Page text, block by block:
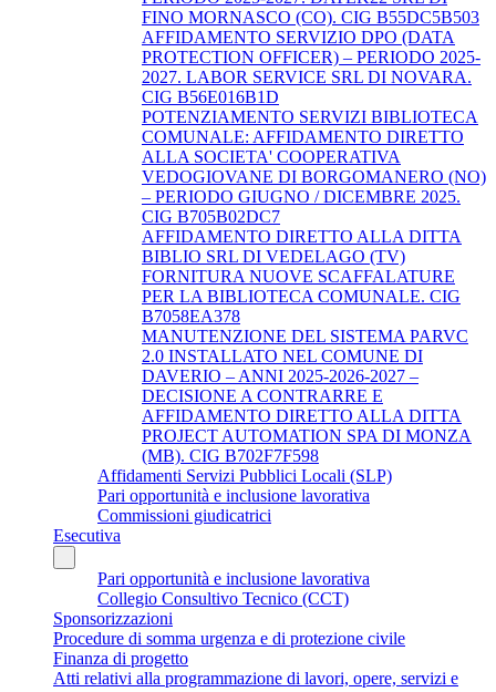
FINO MORNASCO (CO). CIG B55DC5B503
AFFIDAMENTO SERVIZIO DPO (DATA
PROTECTION OFFICER) – PERIODO 2025-
2027. LABOR SERVICE SRL DI NOVARA.
CIG B56E016B1D
POTENZIAMENTO SERVIZI BIBLIOTECA
COMUNALE: AFFIDAMENTO DIRETTO
ALLA SOCIETA' COOPERATIVA
VEDOGIOVANE DI BORGOMANERO (NO)
– PERIODO GIUGNO / DICEMBRE 2025.
CIG B705B02DC7
AFFIDAMENTO DIRETTO ALLA DITTA
BIBLIO SRL DI VEDELAGO (TV)
FORNITURA NUOVE SCAFFALATURE
PER LA BIBLIOTECA COMUNALE. CIG
B7058EA378
MANUTENZIONE DEL SISTEMA PARVC
2.0 INSTALLATO NEL COMUNE DI
DAVERIO – ANNI 2025-2026-2027 –
DECISIONE A CONTRARRE E
AFFIDAMENTO DIRETTO ALLA DITTA
PROJECT AUTOMATION SPA DI MONZA
(MB). CIG B702F7F598
Affidamenti Servizi Pubblici Locali (SLP)
Pari opportunità e inclusione lavorativa
Commissioni giudicatrici
Esecutiva
Pari opportunità e inclusione lavorativa
Collegio Consultivo Tecnico (CCT)
Sponsorizzazioni
Procedure di somma urgenza e di protezione civile
Finanza di progetto
Atti relativi alla programmazione di lavori, opere, servizi e